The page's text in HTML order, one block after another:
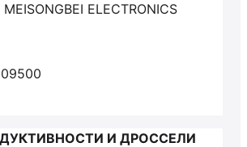
ELECTRONICS
И ДРОССЕЛИ